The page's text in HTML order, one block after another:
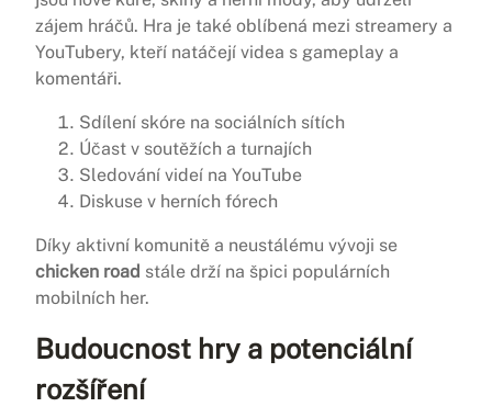
zájem hráčů. Hra je také oblíbená mezi streamery a
YouTubery, kteří natáčejí videa s gameplay a
komentáři.
Sdílení skóre na sociálních sítích
Účast v soutěžích a turnajích
Sledování videí na YouTube
Diskuse v herních fórech
Díky aktivní komunitě a neustálému vývoji se
chicken road stále drží na špici populárních
mobilních her.
Budoucnost hry a potenciální
rozšíření